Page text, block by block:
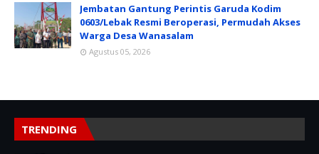
Jembatan Gantung Perintis Garuda Kodim
0603/Lebak Resmi Beroperasi, Permudah Akses
Warga Desa Wanasalam
Agustus 05, 2026
TRENDING